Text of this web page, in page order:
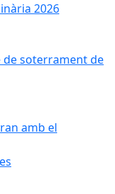
2026
soterrament de
amb el